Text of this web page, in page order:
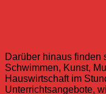
Darüber hinaus finden
Schwimmen, Kunst,
Hauswirtschaft im
Unterrichtsangebote,